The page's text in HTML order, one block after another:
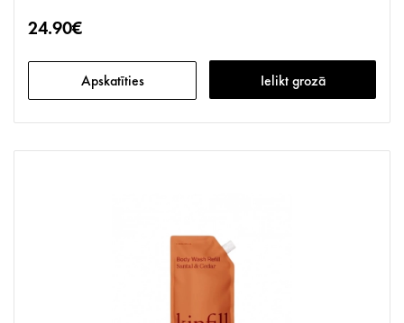
24.90€
Apskatīties Ielikt grozā